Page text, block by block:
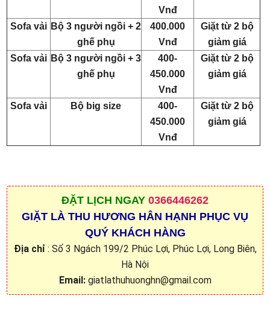
Vnđ
Sofa vải Bộ 3 người ngồi + 2
ghế phụ
400.000
Vnđ
Giặt từ 2 bộ
giảm giá
Sofa vải Bộ 3 người ngồi + 3
ghế phụ
400-
450.000
Vnđ
Giặt từ 2 bộ
giảm giá
Sofa vải Bộ big size
400-
450.000
Vnđ
Giặt từ 2 bộ
giảm giá
ĐẶT LỊCH NGAY 0366446262
GIẶT LÀ THU HƯƠNG HÂN HẠNH PHỤC VỤ
QUÝ KHÁCH HÀNG
Địa chỉ : Số 3 Ngách 199/2 Phúc Lợi, Phúc Lợi, Long Biên,
Hà Nội
Email:giatlathuhuonghn@gmail.com